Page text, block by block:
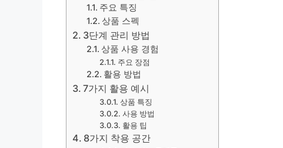
주요 특징
상품 스펙
3단계 관리 방법
상품 사용 경험
주요 장점
활용 방법
7가지 활용 예시
상품 특징
사용 방법
활용 팁
8가지 착용 공간